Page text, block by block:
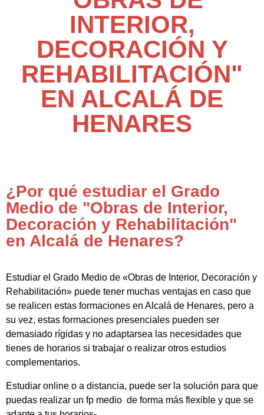
INTERIOR,
DECORACIÓN Y
REHABILITACIÓN"
EN ALCALÁ DE
HENARES
¿Por qué estudiar el Grado
Medio de "Obras de Interior,
Decoración y Rehabilitación"
en Alcalá de Henares?
Estudiar el Grado Medio de «Obras de Interior, Decoración y
Rehabilitación» puede tener muchas ventajas en caso que
se realicen estas formaciones en Alcalá de Henares, pero a
su vez, estas formaciones presenciales pueden ser
demasiado rígidas y no adaptarsea las necesidades que
tienes de horarios si trabajar o realizar otros estudios
complementarios.
Estudiar online o a distancia, puede ser la solución para que
puedas realizar un fp medio de forma más flexible y que se